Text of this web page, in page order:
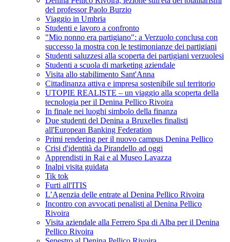
del professor Paolo Burzio
Viaggio in Umbria
Studenti e lavoro a confronto
"Mio nonno era partigiano": a Verzuolo conclusa con
successo la mostra con le testimonianze dei partigiani
Studenti saluzzesi alla scoperta dei partigiani verzuolesi
Studenti a scuola di marketing aziendale
Visita allo stabilimento Sant'Anna
Cittadinanza attiva e impresa sostenibile sul territorio
UTOPIE REALISTE – un viaggio alla scoperta della
tecnologia per il Denina Pellico Rivoira
In finale nei luoghi simbolo della finanza
Due studenti del Denina a Bruxelles finalisti
all'European Banking Federation
Primi rendering per il nuovo campus Denina Pellico
Crisi d'identità da Pirandello ad oggi
Apprendisti in Rai e al Museo Lavazza
Inalpi visita guidata
Tik tok
Furti all'ITIS
L’Agenzia delle entrate al Denina Pellico Rivoira
Incontro con avvocati penalisti al Denina Pellico
Rivoira
Visita aziendale alla Ferrero Spa di Alba per il Denina
Pellico Rivoira